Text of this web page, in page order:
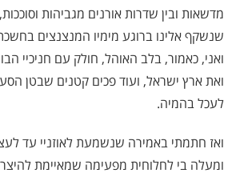
מדשאות ובין שדרות אורנים מגביהות
שנשקף אלינו ברוגע מימיו המנצנצים
ואני, כאמור, בלב האוהל, חולק עם חניכיי
ואת ארץ ישראל, ועוד פכים קטנים שבטן
לעכל בהמיה.
ואז חתמתי באמירה שנשמעת לאוזניי עד
ומעלה בי לחלוחית מפעימה שמאיימת